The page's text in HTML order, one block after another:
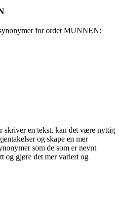
for ordet MUNNEN:
skriver en tekst, kan det være nyttig
og skape en mer
som de som er nevnt
og gjøre det mer variert og